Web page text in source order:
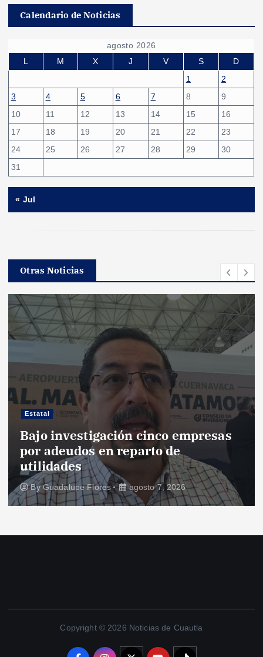
Calendario de Noticias
agosto 2026
L
M X J V S
D
1
2
3
4 5 6 7 8
9
10
11 12 13 14 15
16
17
18 19 20 21 22
23
24
25 26 27 28 29
30
31
« Jul
Otras Noticias
Estatal
Bajo investigación cinco empresas
por adeudos en reparto de
utilidades
ByGuadalupe Flores agosto 7, 2026
Copyright © 2026 Noticias de Cuautla